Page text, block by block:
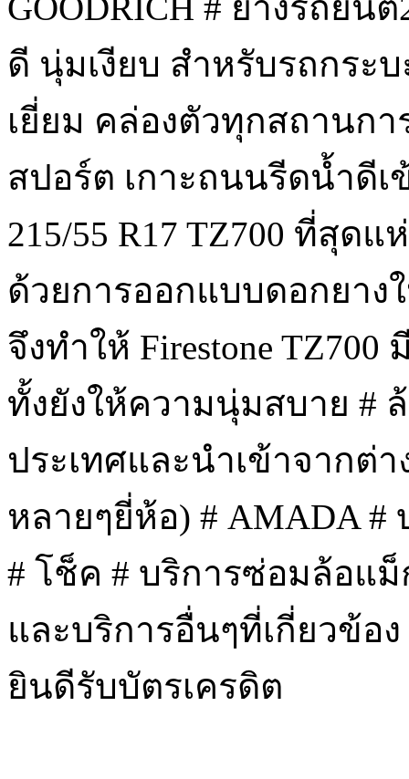
ดี นุ่มเงียบ สำหรับรถกระ
เยี่ยม คล่องตัวทุกสถานกา
สปอร์ต เกาะถนนรีดน้ำดีเ
215/55 R17 TZ700 ที่สุด
ด้วยการออกแบบดอกยา
จึงทำให้ Firestone
ทั้งยังให้ความนุ่มสบาย #
ประเทศและนำเข้าจากต่า
หลายๆยี่ห้อ) # AMADA #
# โช็ค # บริการซ่อมล้อแ
และบริการอื่นๆที่เกี่ยวข้อ
ยินดีรับบัตรเครดิต